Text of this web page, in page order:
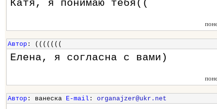
Катя, я понимаю тебя((
Автор : (((((((
Елена, я согласна с вами)
Автор : ванеска E-mail : organajzer@ukr.net